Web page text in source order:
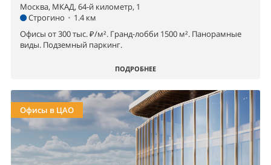
Москва, МКАД, 64-й километр, 1
Строгино • 1.4 км
Офисы от 300 тыс. ₽/м². Гранд-лобби 1500 м². Панорамные
виды. Подземный паркинг.
ПОДРОБНЕЕ
Офисы в ЦАО